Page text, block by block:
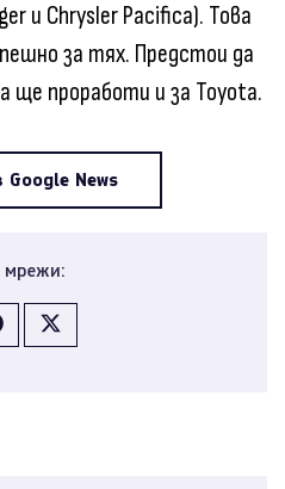
и Chrysler Pacifica). Това
за тях. Предстои да
ще проработи и за Toyota.
News
мрежи: